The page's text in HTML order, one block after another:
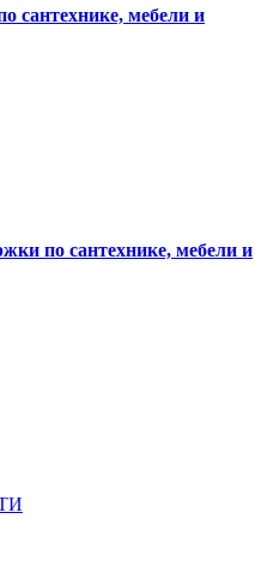
сантехнике, мебели и
по сантехнике, мебели и